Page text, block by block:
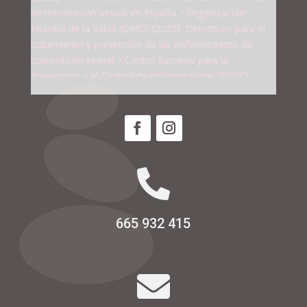

665 932 415
